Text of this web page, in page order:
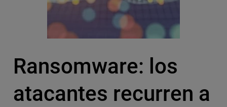
Ransomware: los
atacantes recurren a